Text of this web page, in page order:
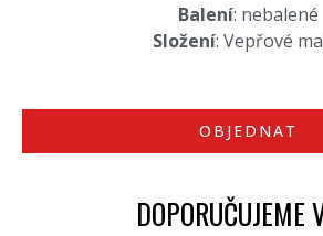
Balení: nebalené
Složení: Vepřové
OBJEDNAT
DOPORUČUJEME